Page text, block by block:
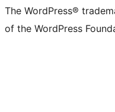
The WordPress®
of the WordPress